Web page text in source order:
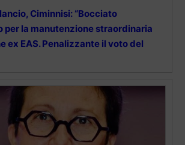
Ciminnisi: “Bocciato
per la manutenzione straordinaria
ex EAS. Penalizzante il voto del